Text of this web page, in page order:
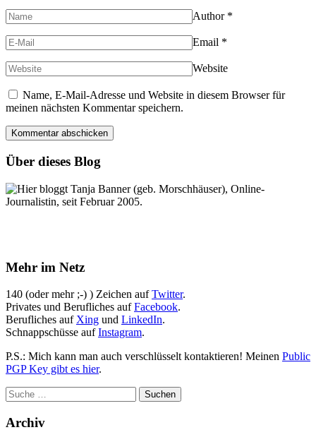
Author *
Email *
Website
Name, E-Mail-Adresse und Website in diesem Browser für
meinen nächsten Kommentar speichern.
Über dieses Blog
Hier bloggt Tanja Banner (geb. Morschhäuser), Online-
Journalistin, seit Februar 2005.
Mehr im Netz
140 (oder mehr ;-) ) Zeichen aufTwitter.
Privates und Berufliches aufFacebook.
Berufliches auf Xing und LinkedIn.
Schnappschüsse aufInstagram.
P.S.: Mich kann man auch verschlüsselt kontaktieren! Meinen Public
PGP Key gibt es hier.
Archiv